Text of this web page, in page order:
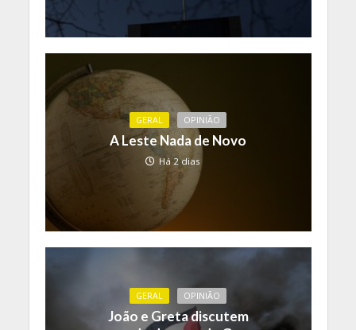
GERAL OPINIÃO
A Leste Nada de Novo
Há 2 dias
GERAL OPINIÃO
João e Greta discutem